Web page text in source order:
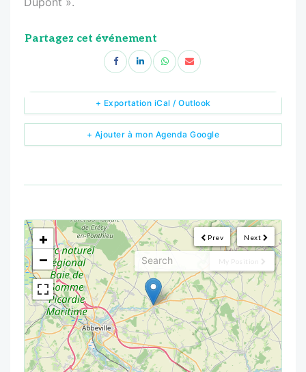
Partagez cet événement
+ Ajouter à mon Agenda Google
+ Exportation iCal / Outlook
Next
Prev
My Position
<!---->
+
−